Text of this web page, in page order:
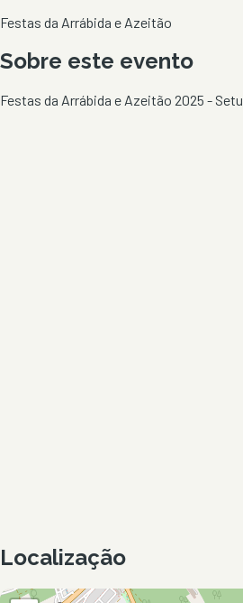
Festas da Arrábida e Azeitão
Sobre este evento
Festas da Arrábida e Azeitão 2025 -
Localização